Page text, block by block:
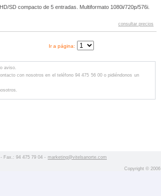
SD compacto de 5 entradas. Multiformato 1080i/720p/576i.
consultar precios
Ir a página:
aviso.
con nosotros en el teléfono 94 475 56 00 o pidiéndonos un
Fax.: 94 475 79 04 - marketing@vitelsanorte.com
Copyright © 2006